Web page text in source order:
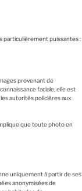
particulièrement puissantes :
provenant de
faciale, elle est
autorités policières aux
que toute photo en
uniquement à partir de ses
anonymisées de